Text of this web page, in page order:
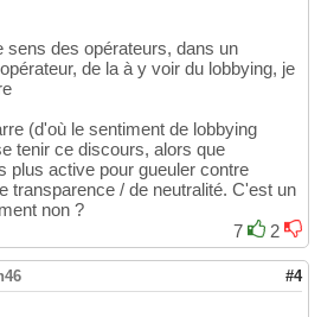
sens des opérateurs, dans un
de la à y voir du lobbying, je
(d'où le sentiment de lobbying
tenir ce discours, alors que
plus active pour gueuler contre
transparence / de neutralité. C'est un
non ?
7
2
#4